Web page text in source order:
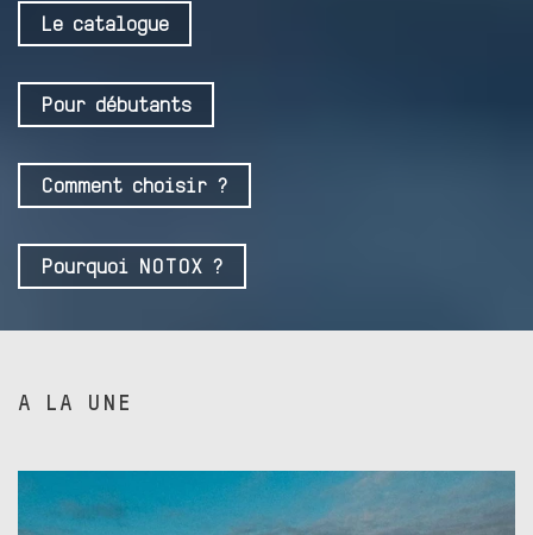
Le catalogue
Pour débutants
Comment choisir ?
Pourquoi NOTOX ?
A LA UNE